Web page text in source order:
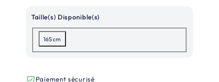
Taille(s) Disponible(s)
165 cm
Paiement sécurisé